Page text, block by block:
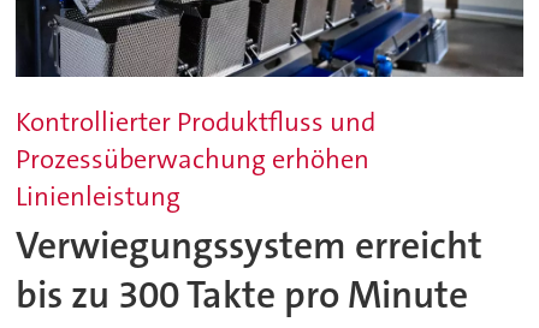
Kontrollierter Produktfluss und
Prozessüberwachung erhöhen
Linienleistung
Verwiegungssystem erreicht
bis zu 300 Takte pro Minute